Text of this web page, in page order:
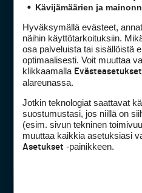
Tietoa
DSA
Avoinna
(digi)
Kävijämäärien ja
Hyväksymällä evästeet,
näihin käyttötarkoituksiin.
osa palveluista tai sisällöistä
optimaalisesti. Voit muuttaa
klikkaamalla Evästeasetukset
alareunassa.
Jotkin teknologiat saattavat
suostumustasi, jos niillä on
(esim. sivun tekninen
muuttaa kaikkia asetuksiasi
Asetukset -painikkeen.